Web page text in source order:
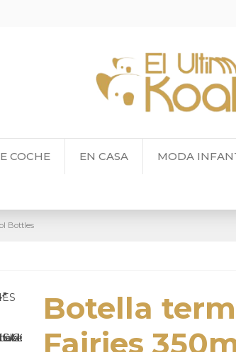
COCHE EN CASA MODA
Bottles
Botella
Fairies